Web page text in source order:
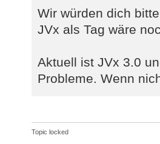
else 1 end as
",case when
" +
'timestamp' then
Wir würden dich
JVx als Tag wäre
Aktuell ist JVx 3.0
Probleme. Wenn
Topic locked